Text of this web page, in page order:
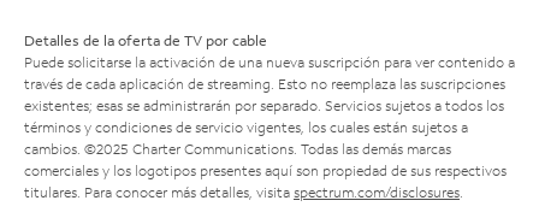
Detalles de la oferta de TV por cable
Puede solicitarse la activación de una nueva suscripción para ver contenido a
través de cada aplicación de streaming. Esto no reemplaza las suscripciones
existentes; esas se administrarán por separado. Servicios sujetos a todos los
términos y condiciones de servicio vigentes, los cuales están sujetos a
cambios. ©2025 Charter Communications. Todas las demás marcas
comerciales y los logotipos presentes aquí son propiedad de sus respectivos
titulares. Para conocer más detalles, visita spectrum.com/disclosures